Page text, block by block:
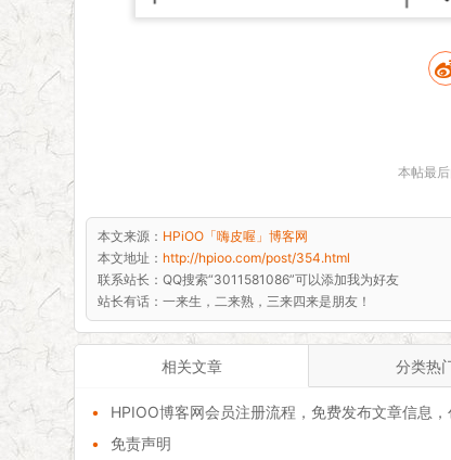
本帖最
本文来源： HPiOO「嗨皮喔」博客网
本文地址： http://hpioo.com/post/354.html
联系站长： QQ搜索“3011581086”可以添加我为好友
站长有话： 一来生，二来熟，三来四来是朋友！
相关文章 分类热
• HPIOO博客网会员注册流程，免费发布文章信息，创建属于自己的
•
免责声明